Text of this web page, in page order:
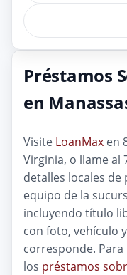
Préstamos
en
Visite LoanMax en
Virginia, o llame al
detalles locales
equipo de la
incluyendo título
con foto, vehículo
corresponde.
los préstamos